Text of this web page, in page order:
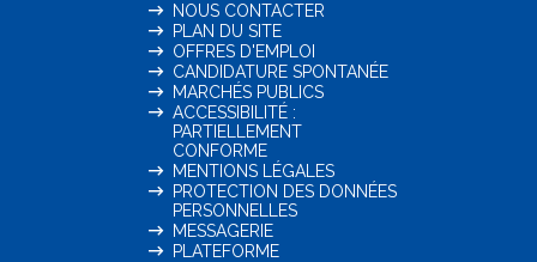
NOUS CONTACTER
PLAN DU SITE
OFFRES D'EMPLOI
CANDIDATURE SPONTANÉE
MARCHÉS PUBLICS
ACCESSIBILITÉ :
PARTIELLEMENT
CONFORME
MENTIONS LÉGALES
PROTECTION DES DONNÉES
PERSONNELLES
MESSAGERIE
PLATEFORME